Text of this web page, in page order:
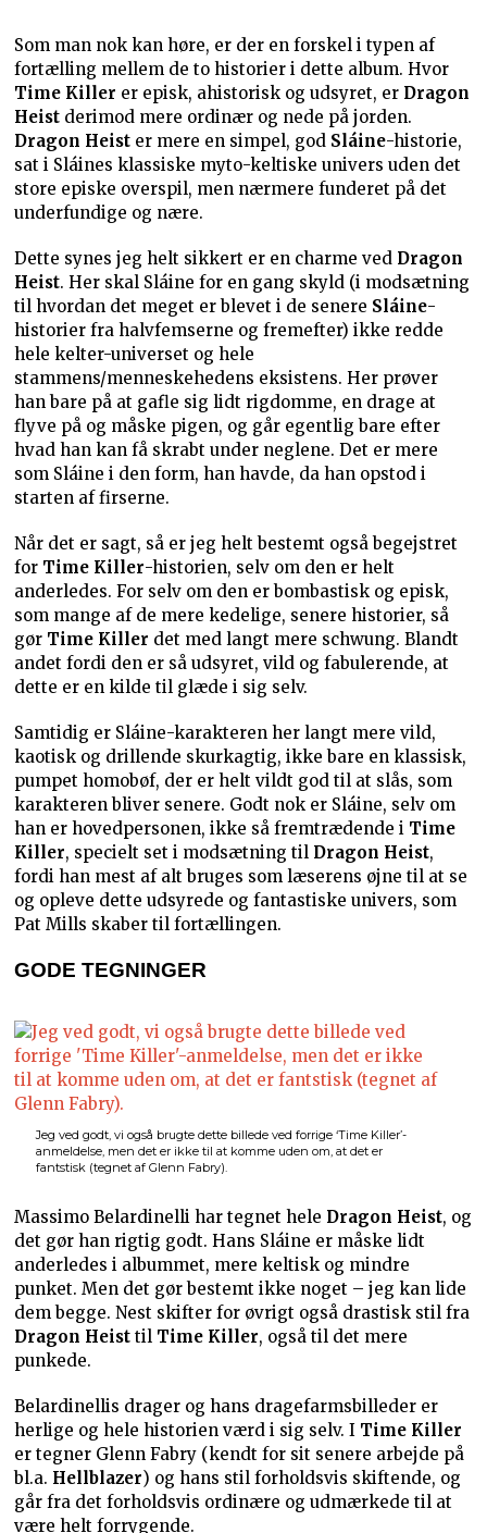
Som man nok kan høre, er der en forskel i typen af
fortælling mellem de to historier i dette album. Hvor
Time Killer er episk, ahistorisk og udsyret, er Dragon
Heist derimod mere ordinær og nede på jorden.
Dragon Heist er mere en simpel, god Sláine-historie,
sat i Sláines klassiske myto-keltiske univers uden det
store episke overspil, men nærmere funderet på det
underfundige og nære.
Dette synes jeg helt sikkert er en charme ved Dragon
Heist. Her skal Sláine for en gang skyld (i modsætning
til hvordan det meget er blevet i de senere Sláine-
historier fra halvfemserne og fremefter) ikke redde
hele kelter-universet og hele
stammens/menneskehedens eksistens. Her prøver
han bare på at gafle sig lidt rigdomme, en drage at
flyve på og måske pigen, og går egentlig bare efter
hvad han kan få skrabt under neglene. Det er mere
som Sláine i den form, han havde, da han opstod i
starten af firserne.
Når det er sagt, så er jeg helt bestemt også begejstret
for Time Killer-historien, selv om den er helt
anderledes. For selv om den er bombastisk og episk,
som mange af de mere kedelige, senere historier, så
gør Time Killer det med langt mere schwung. Blandt
andet fordi den er så udsyret, vild og fabulerende, at
dette er en kilde til glæde i sig selv.
Samtidig er Sláine-karakteren her langt mere vild,
kaotisk og drillende skurkagtig, ikke bare en klassisk,
pumpet homobøf, der er helt vildt god til at slås, som
karakteren bliver senere. Godt nok er Sláine, selv om
han er hovedpersonen, ikke så fremtrædende i Time
Killer, specielt set i modsætning til Dragon Heist,
fordi han mest af alt bruges som læserens øjne til at se
og opleve dette udsyrede og fantastiske univers, som
Pat Mills skaber til fortællingen.
GODE TEGNINGER
Jeg ved godt, vi også brugte dette billede ved forrige ‘Time Killer’-
anmeldelse, men det er ikke til at komme uden om, at det er
fantstisk (tegnet af Glenn Fabry).
Massimo Belardinelli har tegnet hele Dragon Heist, og
det gør han rigtig godt. Hans Sláine er måske lidt
anderledes i albummet, mere keltisk og mindre
punket. Men det gør bestemt ikke noget – jeg kan lide
dem begge. Nest skifter for øvrigt også drastisk stil fra
Dragon Heist til Time Killer, også til det mere
punkede.
Belardinellis drager og hans dragefarmsbilleder er
herlige og hele historien værd i sig selv. I Time Killer
er tegner Glenn Fabry (kendt for sit senere arbejde på
bl.a. Hellblazer) og hans stil forholdsvis skiftende, og
går fra det forholdsvis ordinære og udmærkede til at
være helt forrygende.